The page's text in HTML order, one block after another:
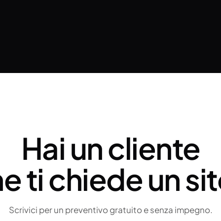
Hai un cliente
ti chiede un
Scrivici per un preventivo gratuito e senza impegno.